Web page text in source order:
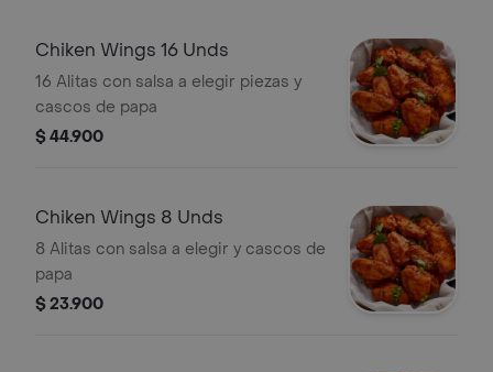
Chiken Wings 16 Unds
16 Alitas con salsa a elegir piezas y
cascos de papa
$ 44.900
Chiken Wings 8 Unds
8 Alitas con salsa a elegir y cascos de
papa
$ 23.900